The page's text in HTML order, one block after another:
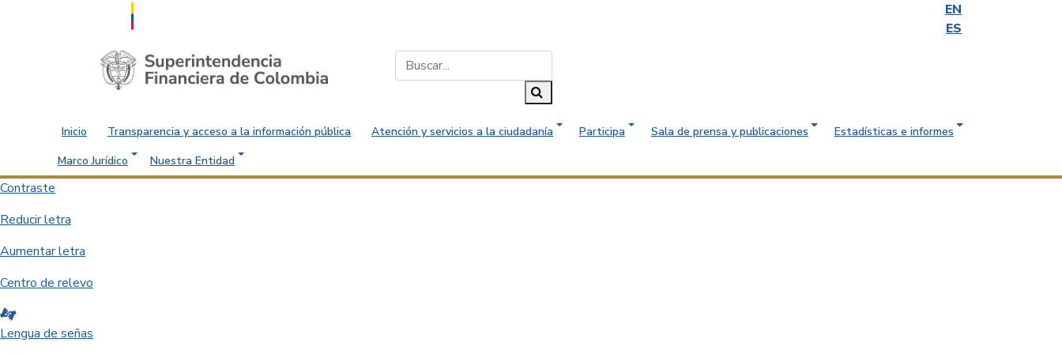
EN
ES
Saltar al contenido principal
Inicio Transparencia y acceso a la información pública Atención y servicios a la ciudadanía Participa Sala de prensa y publicaciones
Estadísticas e informes
Marco Jurídico
Nuestra Entidad
Contraste
Reducir letra
Aumentar letra
Centro de relevo
Lengua de señas